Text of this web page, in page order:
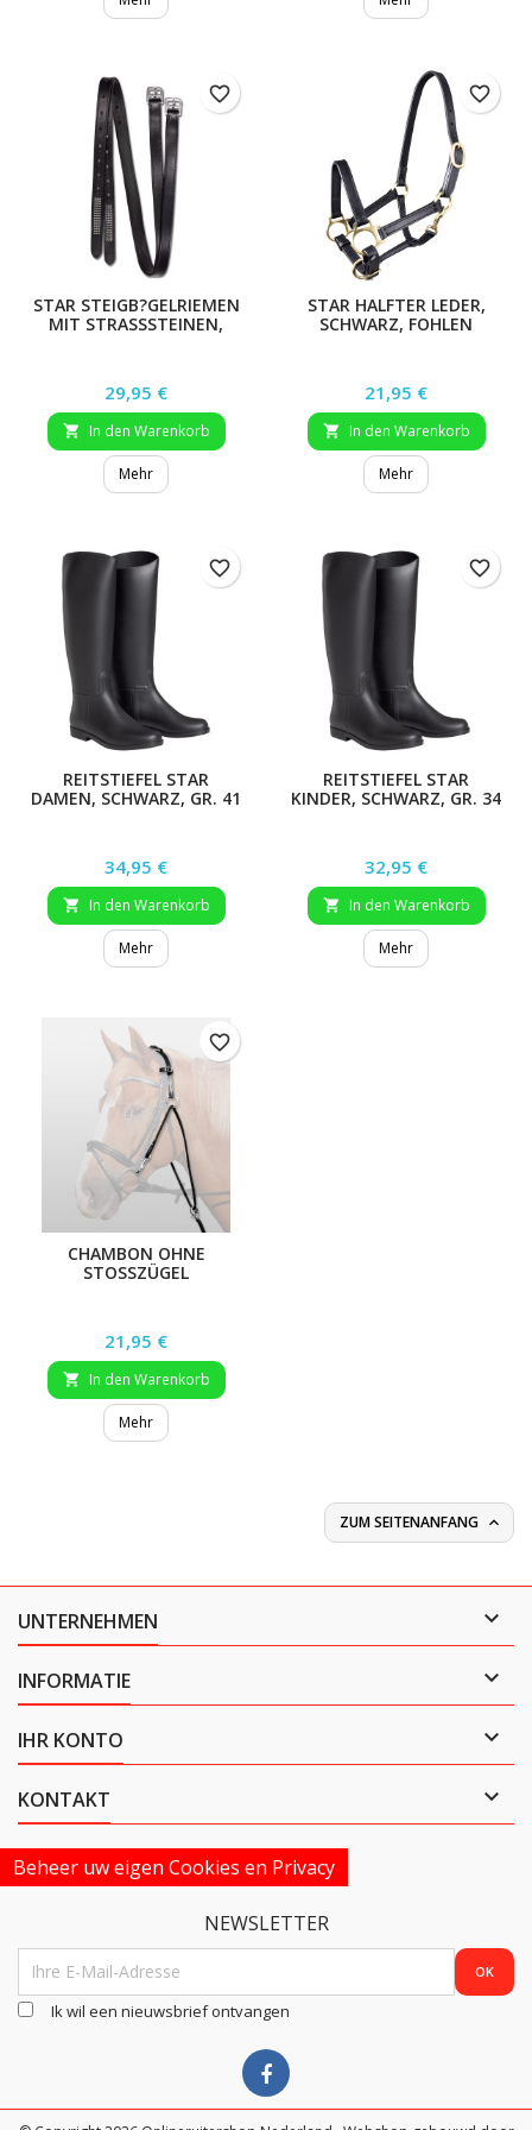
STAR STEIGB?GELRIEMEN
MIT STRASSSTEINEN,
Preis
29,95 €
 In den Warenkorb
Mehr
favorite_border
STAR HALFTER LEDER,
SCHWARZ, FOHLEN
Preis
21,95 €
 In den Warenkorb
Mehr
favorite_border
REITSTIEFEL STAR
DAMEN, SCHWARZ, GR. 41
Preis
34,95 €
 In den Warenkorb
Mehr
favorite_border
REITSTIEFEL STAR
KINDER, SCHWARZ, GR. 34
Preis
32,95 €
 In den Warenkorb
Mehr
favorite_border
CHAMBON OHNE
STOSSZÜGEL
Preis
21,95 €
 In den Warenkorb
Mehr
favorite_border
ZUM SEITENANFANG 
UNTERNEHMEN 
INFORMATIE 
IHR KONTO 
KONTAKT 
Beheer uw eigen Cookies en Privacy
NEWSLETTER
Ik wil een nieuwsbrief ontvangen